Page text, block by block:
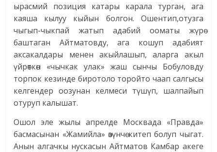
ырасмий позиция катары карала турган, ага
каяша кылуу кыйын болгон. Ошентип,отузга
чыгып-чыкпай жатып адабий ооматы жүрө
баштаган Айтматовду, ага кошуп адабият
аксакалдары менен акыйлашып, аларга акыл
үйрөткөн «чычкак улак» жаш сынчы Бобуловду
торпок кезинде биротоло торойто чаап салгысы
келгендер оозунан келмеси түшүп, шалпайып
отуруп калышат.
Ошол эле жылы апрелде Москвада «Правда»
басмасынан «Жамийла» өзүнчө китеп болуп чыгат.
Анын алгачкы нускасын Айтматов Камбар акеге